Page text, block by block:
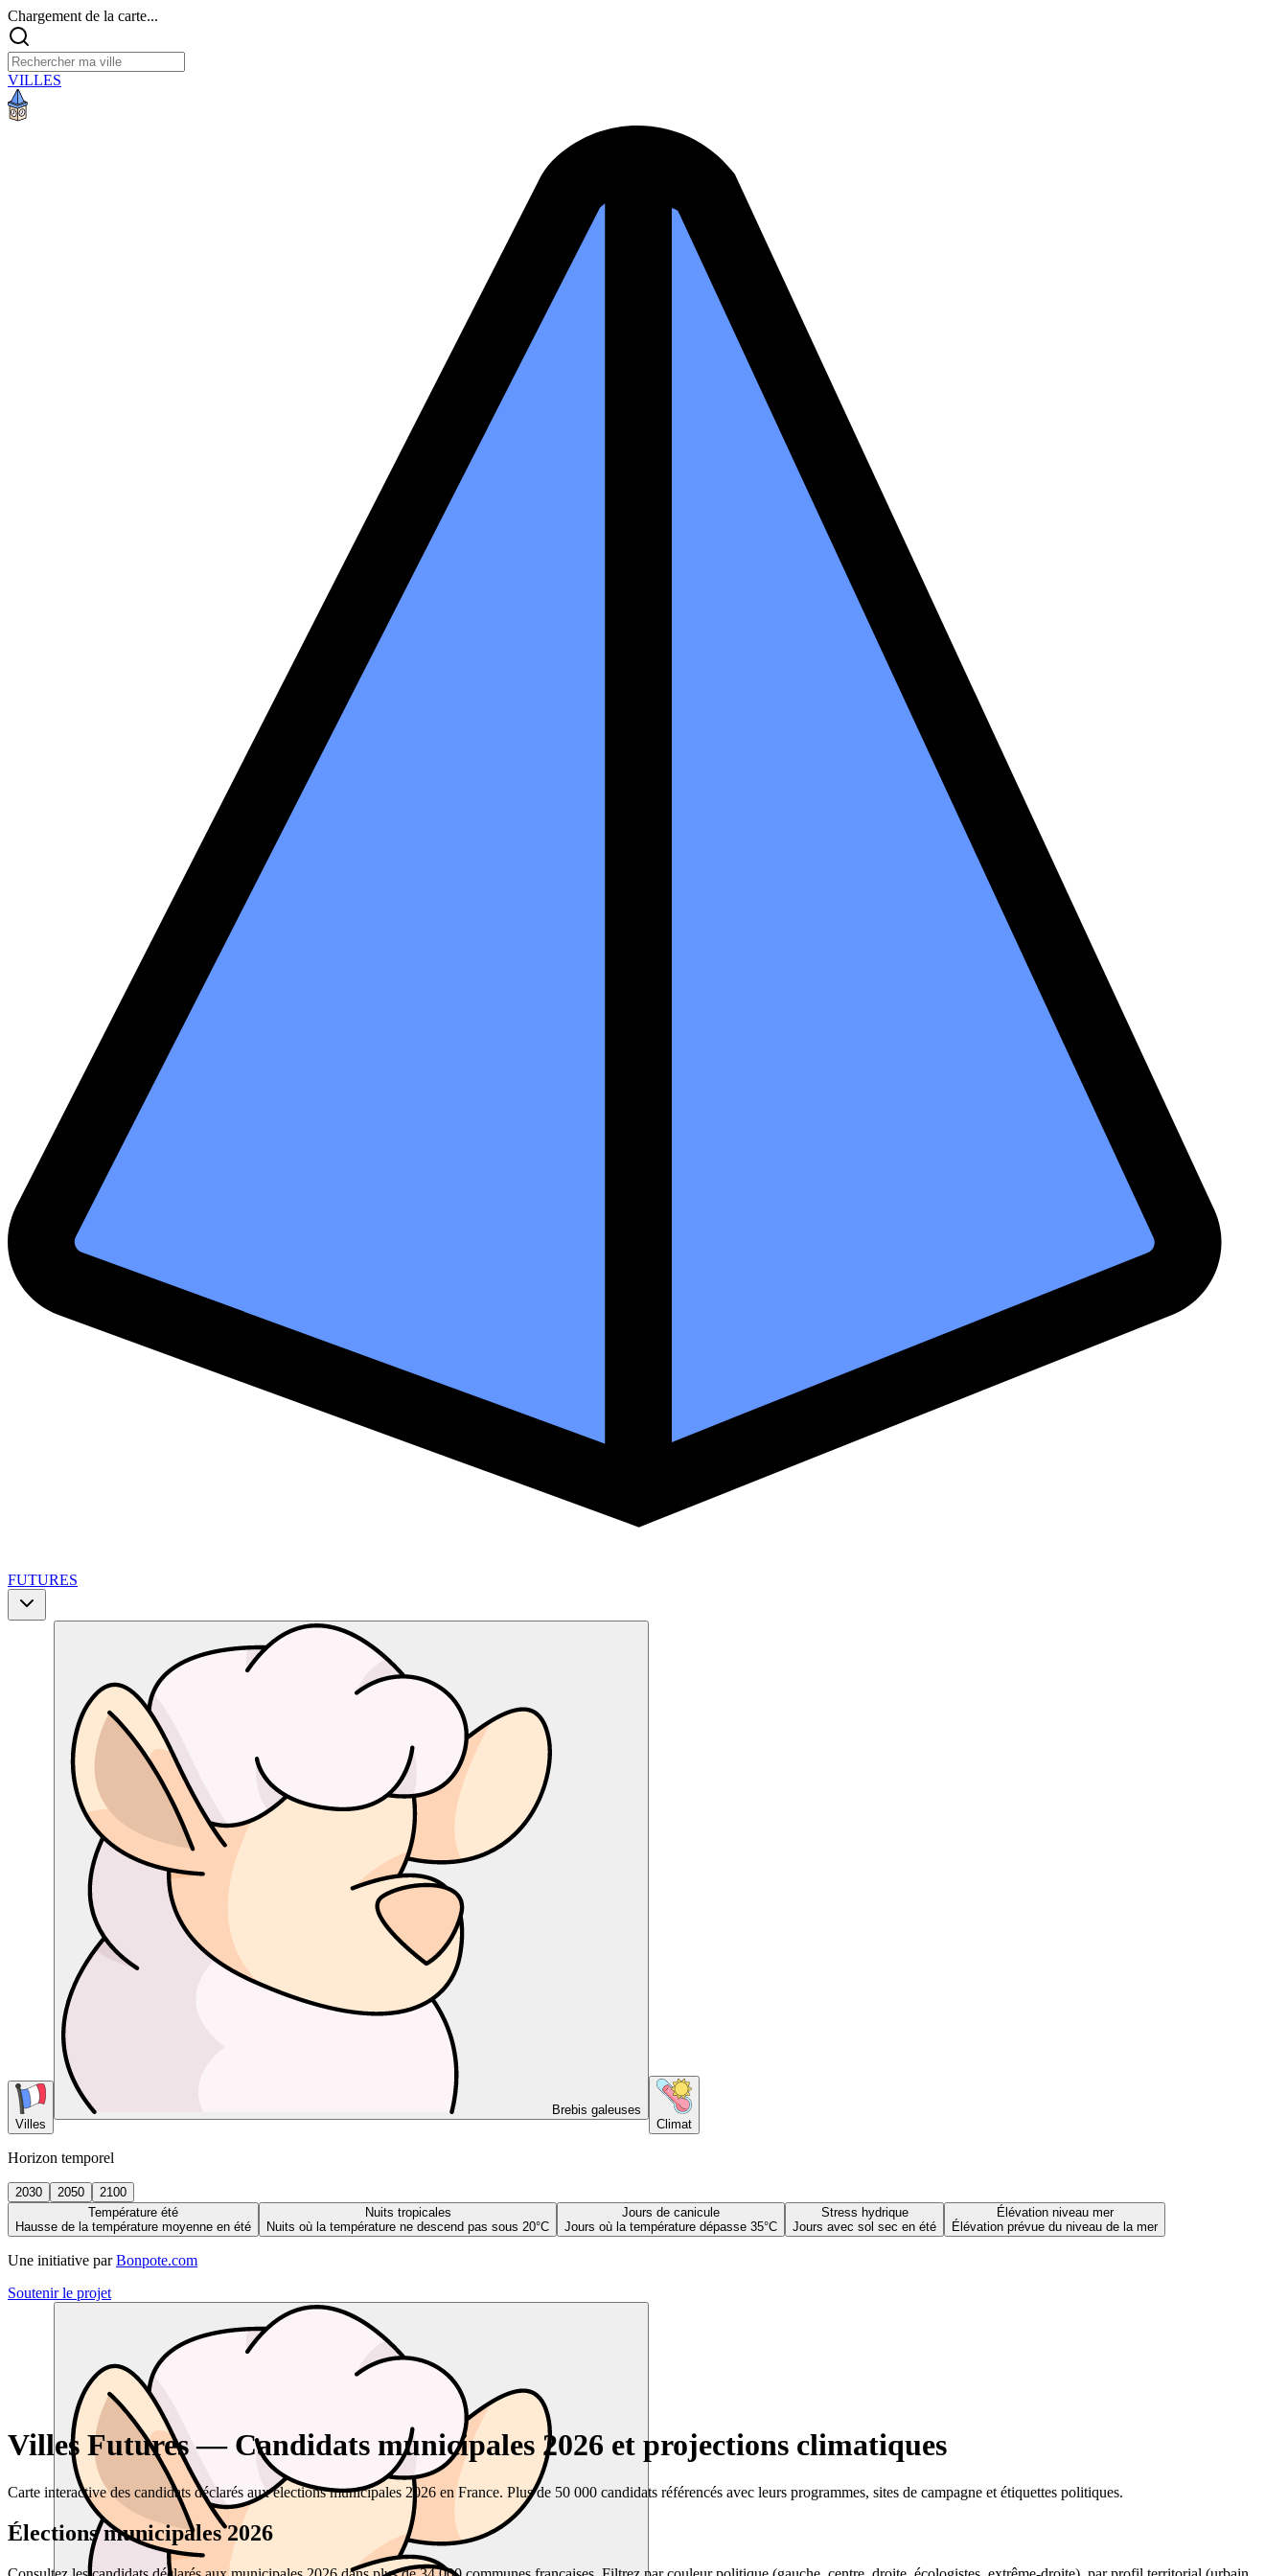
Chargement de la carte...
VILLES
FUTURES
Villes
Brebis galeuses
Climat
Horizon temporel
2030 2050
2100
Température été
Hausse de la température moyenne en été
Nuits tropicales
Nuits où la température ne descend pas sous 20°C
Jours de canicule
Jours où la température dépasse 35°C
Stress hydrique
Jours avec sol sec en été
Élévation niveau mer
Élévation prévue du niveau de la mer
Une initiative par Bonpote.com
Soutenir le projet
Villes Futures — Candidats municipales 2026 et projections climatiques
Carte interactive des candidats déclarés aux élections municipales 2026 en France. Plus de 50 000 candidats référencés avec leurs programmes, sites de campagne et étiquettes politiques.
Élections municipales 2026